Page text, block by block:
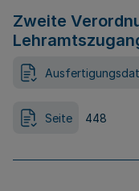
Zweite
Seite 448